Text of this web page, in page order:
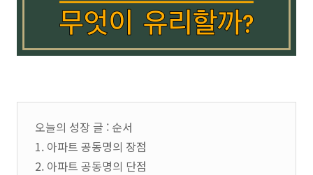
오늘의 성장 글 : 순서
1. 아파트 공동명의 장점
2. 아파트 공동명의 단점